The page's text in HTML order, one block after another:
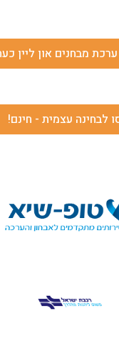
מבחנים און ליין
לבחינה עצמית - חינם!